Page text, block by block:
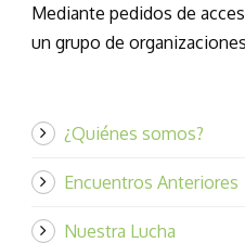
Mediante pedidos de
un grupo de
¿Quiénes somos?
Encuentros Anteriores
Nuestra Lucha